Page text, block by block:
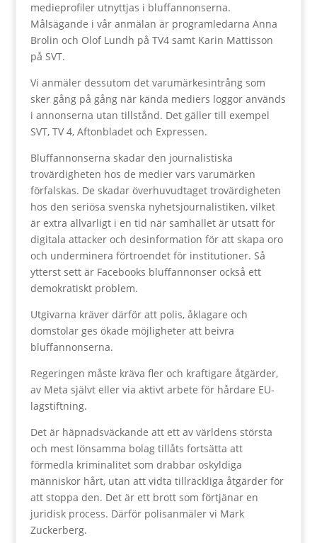
medieprofiler utnyttjas i bluffannonserna.
Målsägande i vår anmälan är programledarna Anna
Brolin och Olof Lundh på TV4 samt Karin Mattisson
på SVT.
Vi anmäler dessutom det varumärkesintrång som
sker gång på gång när kända mediers loggor används
i annonserna utan tillstånd. Det gäller till exempel
SVT, TV 4, Aftonbladet och Expressen.
Bluffannonserna skadar den journalistiska
trovärdigheten hos de medier vars varumärken
förfalskas. De skadar överhuvudtaget trovärdigheten
hos den seriösa svenska nyhetsjournalistiken, vilket
är extra allvarligt i en tid när samhället är utsatt för
digitala attacker och desinformation för att skapa oro
och underminera förtroendet för institutioner. Så
ytterst sett är Facebooks bluffannonser också ett
demokratiskt problem.
Utgivarna kräver därför att polis, åklagare och
domstolar ges ökade möjligheter att beivra
bluffannonserna.
Regeringen måste kräva fler och kraftigare åtgärder,
av Meta självt eller via aktivt arbete för hårdare EU-
lagstiftning.
Det är häpnadsväckande att ett av världens största
och mest lönsamma bolag tillåts fortsätta att
förmedla kriminalitet som drabbar oskyldiga
människor hårt, utan att vidta tillräckliga åtgärder för
att stoppa den. Det är ett brott som förtjänar en
juridisk process. Därför polisanmäler vi Mark
Zuckerberg.